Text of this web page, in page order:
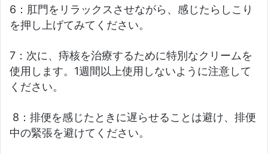
6：肛門をリラックスさせながら、感じたらしこり
を押し上げてみてください。
7：次に、痔核を治療するために特別なクリームを
使用します。1週間以上使用しないように注意して
ください。
8：排便を感じたときに遅らせることは避け、排便
中の緊張を避けてください。